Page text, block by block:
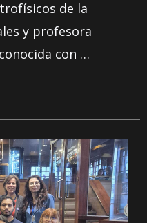
de la
y profesora
con …